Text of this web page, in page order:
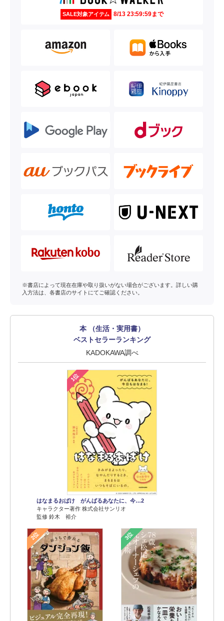
SALE対象アイテム 8/13 23:59:59まで
※書店によって現在在庫や取り扱いがない場合がございます。詳しい購
入方法は、各書店のサイトにてご確認ください。
本 （生活・実用書）
ベストセラーランキング
KADOKAWA調べ
1位
はなまるおばけ がんばるあなたに、今…2
キャラクター著作 株式会社サンリオ
監修 鈴木 裕介
2位 3位